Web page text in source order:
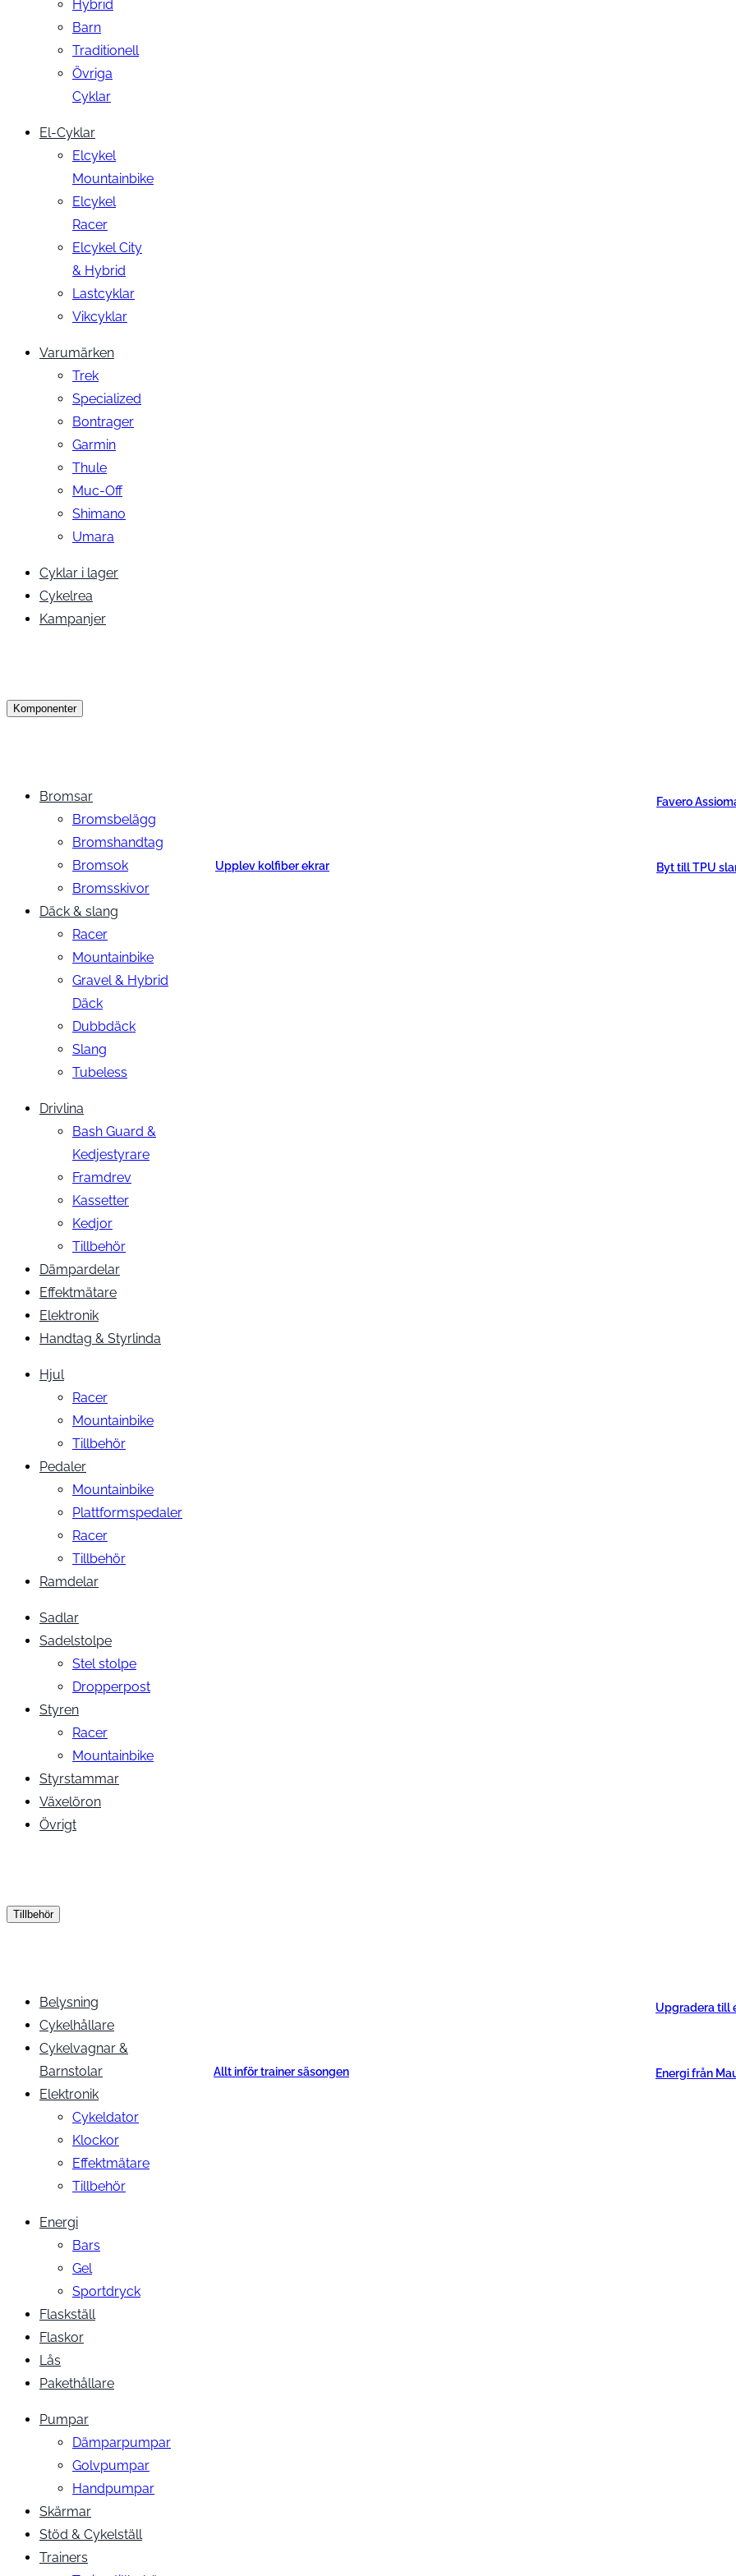
Hybrid
Barn
Traditionell
Övriga
Cyklar
El-Cyklar
Elcykel
Mountainbike
Elcykel
Racer
Elcykel City
& Hybrid
Lastcyklar
Vikcyklar
Varumärken
Trek
Specialized
Bontrager
Garmin
Thule
Muc-Off
Shimano
Umara
Cyklar i lager
Cykelrea
Kampanjer
Komponenter
Bromsar
Bromsbelägg
Bromshandtag
Bromsok
Bromsskivor
Däck & slang
Racer
Mountainbike
Gravel & Hybrid
Däck
Dubbdäck
Slang
Tubeless
Drivlina
Bash Guard &
Kedjestyrare
Framdrev
Kassetter
Kedjor
Tillbehör
Dämpardelar
Effektmätare
Elektronik
Handtag & Styrlinda
Hjul
Racer
Mountainbike
Tillbehör
Pedaler
Mountainbike
Plattformspedaler
Racer
Tillbehör
Ramdelar
Sadlar
Sadelstolpe
Stel stolpe
Dropperpost
Styren
Racer
Mountainbike
Styrstammar
Växelöron
Övrigt
Upplev kolfiber ekrar
Favero
Byt till TPU
Tillbehör
Belysning
Cykelhållare
Cykelvagnar &
Barnstolar
Elektronik
Cykeldator
Klockor
Effektmätare
Tillbehör
Energi
Bars
Gel
Sportdryck
Flaskställ
Flaskor
Lås
Pakethållare
Pumpar
Dämparpumpar
Golvpumpar
Handpumpar
Skärmar
Stöd & Cykelställ
Trainers
Allt inför trainer säsongen
Upgradera till
Energi från